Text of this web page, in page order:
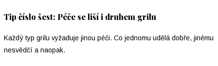
Tip číslo šest: Péče se liší i druhem grilu
Každý typ grilu vyžaduje jinou péči. Co jednomu udělá dobře, jinému
nesvědčí a naopak.